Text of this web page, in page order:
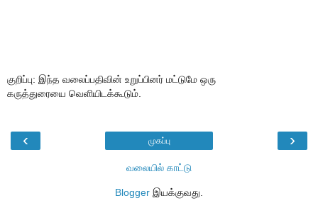
குறிப்பு: இந்த வலைப்பதிவின் உறுப்பினர் மட்டுமே ஒரு
கருத்துரையை வெளியிடக்கூடும்.
‹ ›
முகப்பு
வலையில் காட்டு
Blogger இயக்குவது.